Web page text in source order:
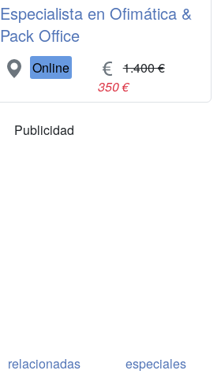
Especialista en Ofimática &
Pack Office
Online
1.400 €
350 €
Publicidad
relacionadas
especiales